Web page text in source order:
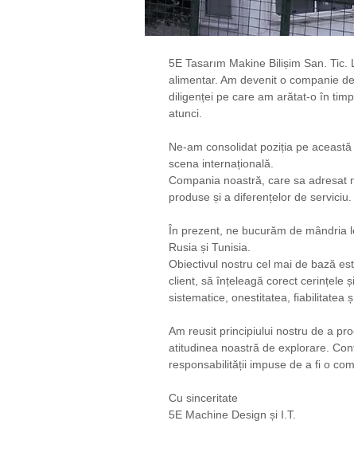
5E Tasarım Makine Bilișim San.
alimentar. Am devenit o companie
diligenței pe care am arătat-o ​​în
atunci.
Ne-am consolidat poziția pe
scena internațională.
Compania noastră, care sa adresat
produse și a diferențelor de serviciu.
În prezent, ne bucurăm de mândria
Rusia și Tunisia.
Obiectivul nostru cel mai de bază
client, să înțeleagă corect cerințele
sistematice, onestitatea, fiabilitatea
Am reusit principiului nostru de a
atitudinea noastră de explorare.
responsabilității impuse de a fi o
Cu sinceritate
5E Machine Design și I.T.